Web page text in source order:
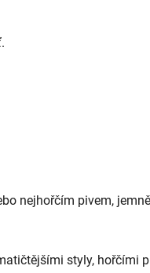
nejhořčím pivem,
styly, hořčími